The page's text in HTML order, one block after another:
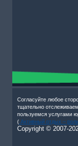
Согласуйте любое
тщательно
пользуемся услугами
(Активный отдых –
Copyright © 2007-